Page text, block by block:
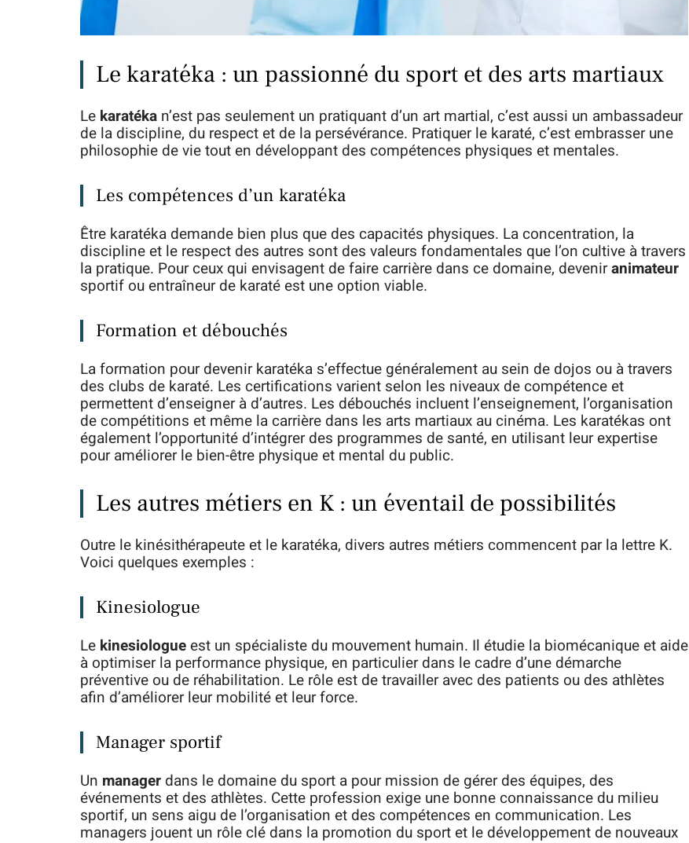
Le karatéka : un passionné du sport et des arts martiaux
Le karatéka n’est pas seulement un pratiquant d’un art martial, c’est aussi un ambassadeur
de la discipline, du respect et de la persévérance. Pratiquer le karaté, c’est embrasser une
philosophie de vie tout en développant des compétences physiques et mentales.
Les compétences d’un karatéka
Être karatéka demande bien plus que des capacités physiques. La concentration, la
discipline et le respect des autres sont des valeurs fondamentales que l’on cultive à travers
la pratique. Pour ceux qui envisagent de faire carrière dans ce domaine, deveniranimateur
sportif ou entraîneur de karaté est une option viable.
Formation et débouchés
La formation pour devenir karatéka s’effectue généralement au sein de dojos ou à travers
des clubs de karaté. Les certifications varient selon les niveaux de compétence et
permettent d’enseigner à d’autres. Les débouchés incluent l’enseignement, l’organisation
de compétitions et même la carrière dans les arts martiaux au cinéma. Les karatékas ont
également l’opportunité d’intégrer des programmes de santé, en utilisant leur expertise
pour améliorer le bien-être physique et mental du public.
Les autres métiers en K : un éventail de possibilités
Outre le kinésithérapeute et le karatéka, divers autres métiers commencent par la lettre K.
Voici quelques exemples :
Kinesiologue
Le kinesiologueest un spécialiste du mouvement humain. Il étudie la biomécanique et aide
à optimiser la performance physique, en particulier dans le cadre d’une démarche
préventive ou de réhabilitation. Le rôle est de travailler avec des patients ou des athlètes
afin d’améliorer leur mobilité et leur force.
Manager sportif
Un manager dans le domaine du sport a pour mission de gérer des équipes, des
événements et des athlètes. Cette profession exige une bonne connaissance du milieu
sportif, un sens aigu de l’organisation et des compétences en communication. Les
managers jouent un rôle clé dans la promotion du sport et le développement de nouveaux